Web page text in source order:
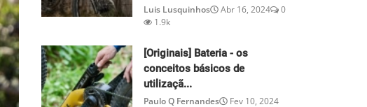
Luis Lusquinhos Abr 16, 2024
0
1.9k
[Originais] Bateria - os
conceitos básicos de
utilizaçã...
Paulo Q Fernandes
Fev 10, 2024